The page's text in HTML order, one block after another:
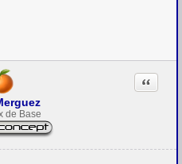
de Base
Citation